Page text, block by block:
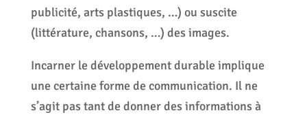
publicité, arts plastiques, …) ou suscite
(littérature, chansons, …) des images.
Incarner le développement durable implique
une certaine forme de communication. Il ne
s’agit pas tant de donner des informations à